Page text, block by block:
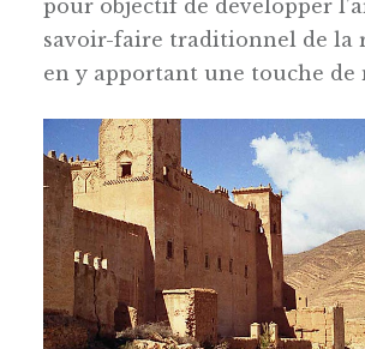
pour objectif de développer
savoir-faire traditionnel de la
en y apportant une touche de